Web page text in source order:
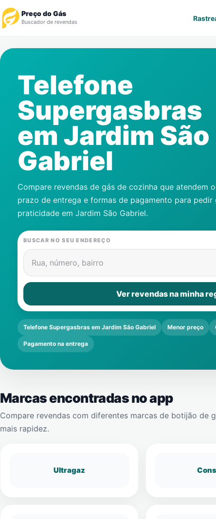
Preço do Gás
Buscador de revendas
Revendedor
Notícias
Cadastre-se
Gás
Telefone
Supergasbras
emJardim São
Gabriel
Compare revendas de gás de cozinha que atendem
prazo de entrega e formas de pagamento para pedir
praticidade em Jardim São Gabriel.
BUSCAR NO SEU ENDEREÇO
Rua, número, bairro
Ver revendas na minha
Telefone Supergasbras em Jardim São Gabriel Menor preço
Pagamento na entrega
Marcas encontradas no app
Compare revendas com diferentes marcas de botijão de
mais rapidez.
Ultragaz